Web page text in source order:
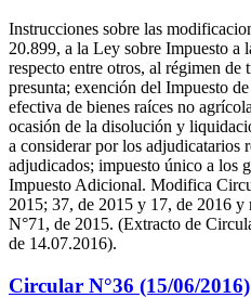
Instrucciones sobre las
20.899, a la Ley sobre Impuesto a
respecto entre otros, al régimen de
presunta; exención del Impuesto
efectiva de bienes raíces no
ocasión de la disolución y
a considerar por los adjudicatarios
adjudicados; impuesto único a los
Impuesto Adicional. Modifica
2015; 37, de 2015 y 17, de 2016
N°71, de 2015. (Extracto de
de 14.07.2016).
Circular N°36 (15/06/2016)